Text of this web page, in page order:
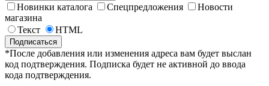
Новинки каталога Спецпредложения
Новости
магазина
Текст
HTML
*После добавления или изменения адреса вам будет выслан
код подтверждения. Подписка будет не активной до ввода
кода подтверждения.